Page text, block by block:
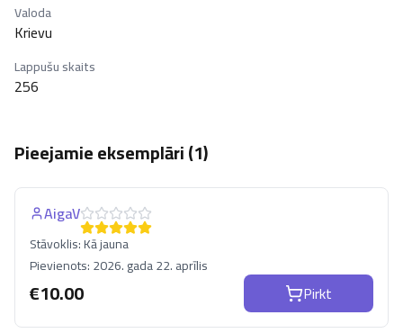
Valoda
Krievu
Lappušu skaits
256
Pieejamie eksemplāri (1)
AigaV
Stāvoklis:Kā jauna
Pievienots:2026. gada 22. aprīlis
€10.00 Pirkt